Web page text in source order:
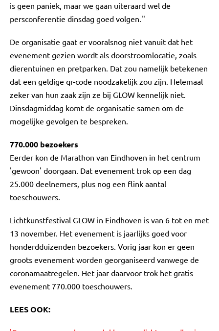
is geen paniek, maar we gaan uiteraard wel de
persconferentie dinsdag goed volgen.''
De organisatie gaat er vooralsnog niet vanuit dat het
evenement gezien wordt als doorstroomlocatie, zoals
dierentuinen en pretparken. Dat zou namelijk betekenen
dat een geldige qr-code noodzakelijk zou zijn. Helemaal
zeker van hun zaak zijn ze bij GLOW kennelijk niet.
Dinsdagmiddag komt de organisatie samen om de
mogelijke gevolgen te bespreken.
770.000 bezoekers
Eerder kon de Marathon van Eindhoven in het centrum
'gewoon' doorgaan. Dat evenement trok op een dag
25.000 deelnemers, plus nog een flink aantal
toeschouwers.
Lichtkunstfestival GLOW in Eindhoven is van 6 tot en met
13 november. Het evenement is jaarlijks goed voor
honderdduizenden bezoekers. Vorig jaar kon er geen
groots evenement worden georganiseerd vanwege de
coronamaatregelen. Het jaar daarvoor trok het gratis
evenement 770.000 toeschouwers.
LEES OOK: